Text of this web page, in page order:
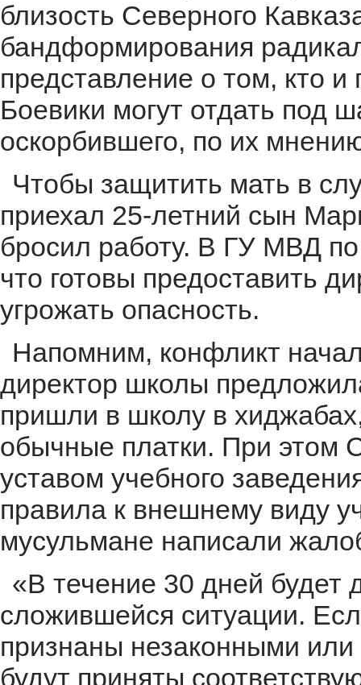
близость Северного
бандформирования
представление о том, кто
Боевики могут отдать под
оскорбившего, по их
Чтобы защитить мать в
приехал 25-летний сын
бросил работу. В ГУ МВД
что готовы предоставить
угрожать опасность.
Напомним, конфликт
директор школы
пришли в школу в
обычные платки. При этом
уставом учебного
правила к внешнему виду
мусульмане написали
«В течение 30 дней будет
сложившейся ситуации.
признаны незаконными
будут приняты